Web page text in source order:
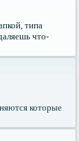
типа
что-
которые